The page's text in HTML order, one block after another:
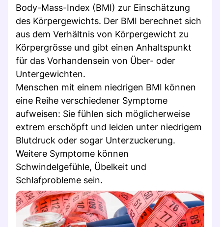
Body-Mass-Index (BMI) zur Einschätzung
des Körpergewichts. Der BMI berechnet sich
aus dem Verhältnis von Körpergewicht zu
Körpergrösse und gibt einen Anhaltspunkt
für das Vorhandensein von Über- oder
Untergewichten.
Menschen mit einem niedrigen BMI können
eine Reihe verschiedener Symptome
aufweisen: Sie fühlen sich möglicherweise
extrem erschöpft und leiden unter niedrigem
Blutdruck oder sogar Unterzuckerung.
Weitere Symptome können
Schwindelgefühle, Übelkeit und
Schlafprobleme sein.